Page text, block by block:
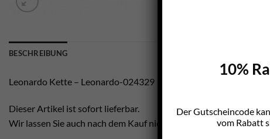
BESCHREIBUNG
Leonardo Kette – Leonardo-024329
Dieser Artikel ist sofort lieferbar.
Wir lassen Sie auch nach dem Kauf nicht im Regen stehen.
10%
Der Gutscheincode
vom Rabatt